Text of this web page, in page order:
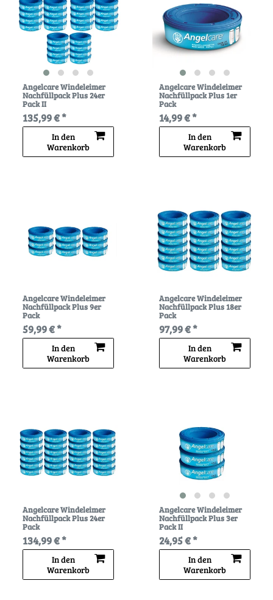
Angelcare Windeleimer
Nachfüllpack Plus 24er
Pack II
135,99 € *
In den
Warenkorb
Angelcare Windeleimer
Nachfüllpack Plus 1er
Pack
14,99 € *
In den
Warenkorb
Angelcare Windeleimer
Nachfüllpack Plus 9er
Pack
59,99 € *
In den
Warenkorb
Angelcare Windeleimer
Nachfüllpack Plus 18er
Pack
97,99 € *
In den
Warenkorb
Angelcare Windeleimer
Nachfüllpack Plus 24er
Pack
134,99 € *
In den
Warenkorb
Angelcare Windeleimer
Nachfüllpack Plus 3er
Pack II
24,95 € *
In den
Warenkorb